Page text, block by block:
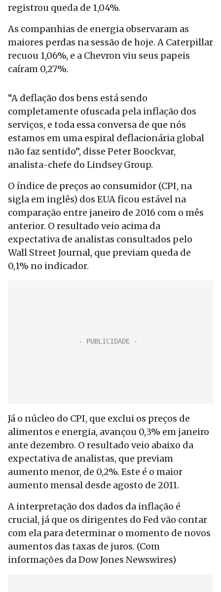
registrou queda de 1,04%.
As companhias de energia observaram as
maiores perdas na sessão de hoje. A Caterpillar
recuou 1,06%, e a Chevron viu seus papeis
caíram 0,27%.
“A deflação dos bens está sendo
completamente ofuscada pela inflação dos
serviços, e toda essa conversa de que nós
estamos em uma espiral deflacionária global
não faz sentido”, disse Peter Boockvar,
analista-chefe do Lindsey Group.
O índice de preços ao consumidor (CPI, na
sigla em inglês) dos EUA ficou estável na
comparação entre janeiro de 2016 com o mês
anterior. O resultado veio acima da
expectativa de analistas consultados pelo
Wall Street Journal, que previam queda de
0,1% no indicador.
Já o núcleo do CPI, que exclui os preços de
alimentos e energia, avançou 0,3% em janeiro
ante dezembro. O resultado veio abaixo da
expectativa de analistas, que previam
aumento menor, de 0,2%. Este é o maior
aumento mensal desde agosto de 2011.
A interpretação dos dados da inflação é
crucial, já que os dirigentes do Fed vão contar
com ela para determinar o momento de novos
aumentos das taxas de juros. (Com
informações da Dow Jones Newswires)